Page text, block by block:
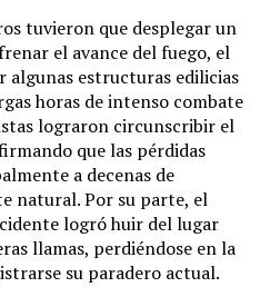
tuvieron que desplegar un
el avance del fuego, el
algunas estructuras edilicias
horas de intenso combate
lograron circunscribir el
que las pérdidas
a decenas de
natural. Por su parte, el
logró huir del lugar
llamas, perdiéndose en la
su paradero actual.